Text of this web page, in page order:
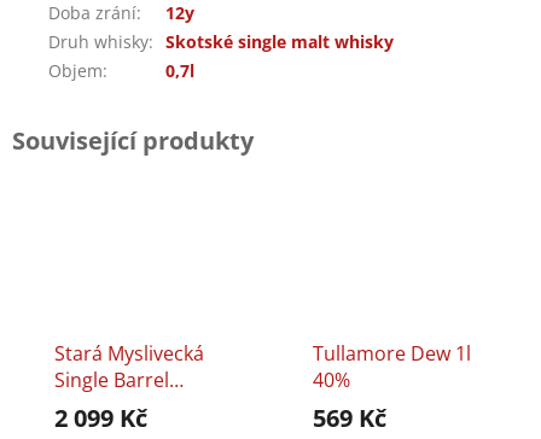
Doba zrání:
12y
Druh whisky: Skotské single malt whisky
Objem: 0,7l
Související produkty
Stará Myslivecká
Single Barrel
Bourbon 8y 0,7l
40%
2 099 Kč
Tullamore Dew 1l
40%
569 Kč